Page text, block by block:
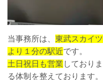
当事務所は、 東武スカイ
より１分の駅近です。
土日祝日も営業 しており
る体制を整えておりま